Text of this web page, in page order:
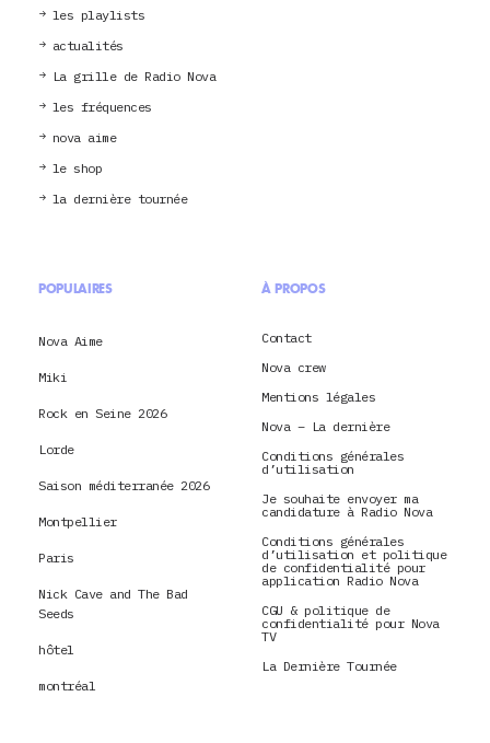
les playlists
actualités
La grille de Radio Nova
les fréquences
nova aime
le shop
la dernière tournée
POPULAIRES
Nova Aime
Miki
Rock en Seine 2026
Lorde
Saison méditerranée 2026
Montpellier
Paris
Nick Cave and The Bad
Seeds
hôtel
montréal
À PROPOS
Contact
Nova crew
Mentions légales
Nova – La dernière
Conditions générales
d’utilisation
Je souhaite envoyer ma
candidature à Radio Nova
Conditions générales
d’utilisation et politique
de confidentialité pour
application Radio Nova
CGU & politique de
confidentialité pour Nova
TV
La Dernière Tournée